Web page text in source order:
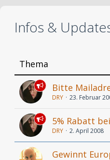
Infos &
Thema
Bitte
DRY 23. Februar
5% Rabatt
DRY 2. April 2008
Gewinnt